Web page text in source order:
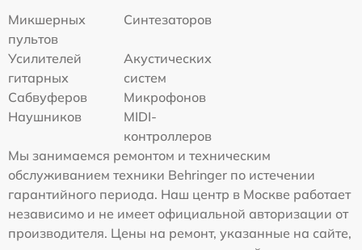
Микшерных
пультов
Синтезаторов
Усилителей
гитарных
Акустических
систем
Сабвуферов
Микрофонов
Наушников
MIDI-
контроллеров
Мы занимаемся ремонтом и техническим
обслуживанием техники Behringer по истечении
гарантийного периода. Наш центр в Москве работает
независимо и не имеет официальной авторизации от
производителя. Цены на ремонт, указанные на сайте,